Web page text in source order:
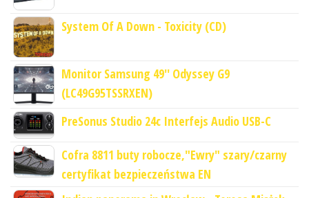
System Of A Down - Toxicity (CD)
Monitor Samsung 49'' Odyssey G9
(LC49G95TSSRXEN)
PreSonus Studio 24c Interfejs Audio USB-C
Cofra 8811 buty robocze,"Ewry" szary/czarny
certyfikat bezpieczeństwa EN